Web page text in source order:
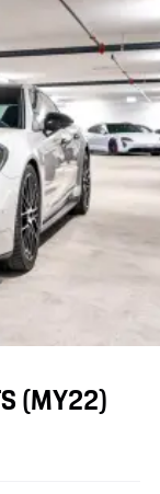
(MY22)